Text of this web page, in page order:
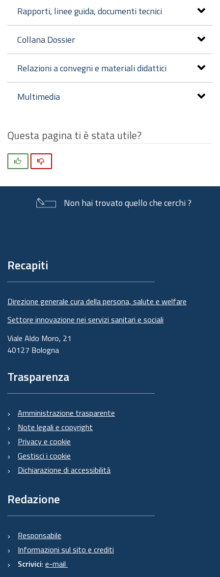
Rapporti, linee guida, documenti tecnici
Collana Dossier
Relazioni a convegni e materiali didattici
Multimedia
Questa pagina ti è stata utile?
Non hai trovato quello che cerchi ?
pagina
Recapiti
Direzione generale cura della persona, salute e welfare
Settore innovazione nei servizi sanitari e sociali
Viale Aldo Moro, 21
40127 Bologna
Trasparenza
Amministrazione trasparente
Note legali e copyright
Privacy e cookie
Gestisci i cookie
Dichiarazione di accessibilità
Redazione
Responsabile
Informazioni sul sito e crediti
Scrivici: e-mail